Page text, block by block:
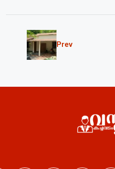
Prev